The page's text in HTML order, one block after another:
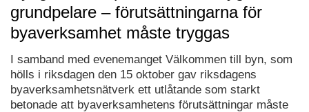
grundpelare – förutsättningarna för
byaverksamhet måste tryggas
I samband med evenemanget Välkommen till byn, som
hölls i riksdagen den 15 oktober gav riksdagens
byaverksamhetsnätverk ett utlåtande som starkt
betonade att byaverksamhetens förutsättningar måste